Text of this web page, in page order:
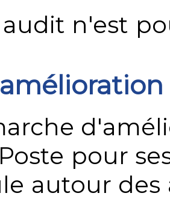
n'est
pour
autour des